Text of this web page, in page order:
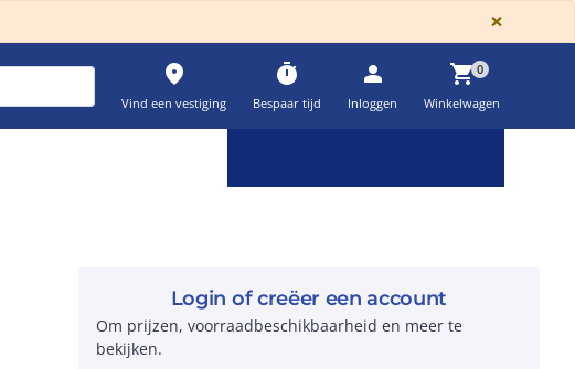
×
place
Vind een vestiging
timer
Bespaar tijd
person
Inloggen
shopping_cart0
Winkelwagen
Login of creëer een account
Om prijzen, voorraadbeschikbaarheid en meer te
bekijken.